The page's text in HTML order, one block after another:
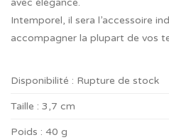
avec élégance.
Intemporel, il sera l’accessoire
accompagner la plupart de vos
Disponibilité : Rupture de stock
Taille : 3,7 cm
Poids : 40 g